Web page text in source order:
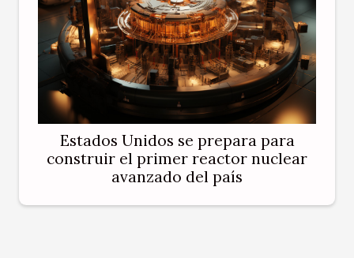
Estados Unidos se prepara para
construir el primer reactor nuclear
avanzado del país